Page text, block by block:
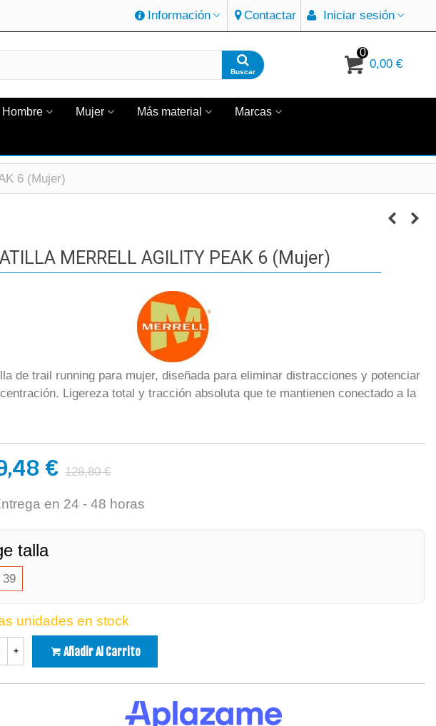
Información Contactar Iniciar sesión
Buscar
0
0,00 €
Hombre Mujer Más material Marcas
6 (Mujer)
MERRELL AGILITY PEAK 6 (Mujer)
de trail running para mujer, diseñada para eliminar distracciones y potenciar
Ligereza total y tracción absoluta que te mantienen conectado a la
€ 128,80 €
en 24 - 48 horas
talla
39
unidades en stock
+ Añadir Al Carrito